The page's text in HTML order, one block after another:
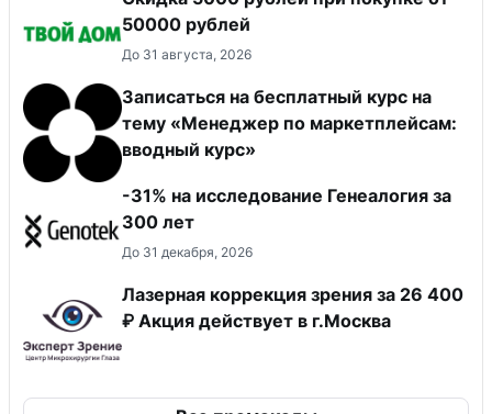
50000 рублей
До 31 августа, 2026
Записаться на бесплатный курс на
тему «Менеджер по маркетплейсам:
вводный курс»
-31% на исследование Генеалогия за
300 лет
До 31 декабря, 2026
Лазерная коррекция зрения за 26 400
₽ Акция действует в г.Москва